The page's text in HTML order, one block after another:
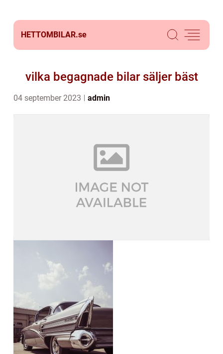
HETTOMBILAR.se
vilka begagnade bilar säljer bäst
04 september 2023 admin